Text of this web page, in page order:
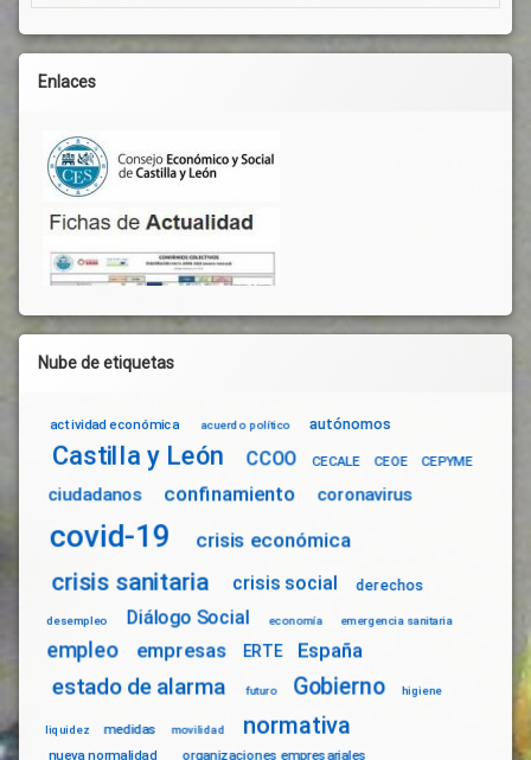
Enlaces
Nube de etiquetas
actividad económica acuerdo político autónomos
Castilla y León CCOO CECALE CEOE CEPYME
ciudadanos confinamiento coronavirus
covid-19 crisis económica
crisis sanitaria crisis social derechos
desempleo Diálogo Social economía emergencia sanitaria
empleo empresas ERTE España
estado de alarma futuro Gobierno higiene
liquidez medidas movilidad normativa
nueva normalidad organizaciones empresariales